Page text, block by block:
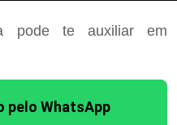
pode te auxiliar em
pelo WhatsApp